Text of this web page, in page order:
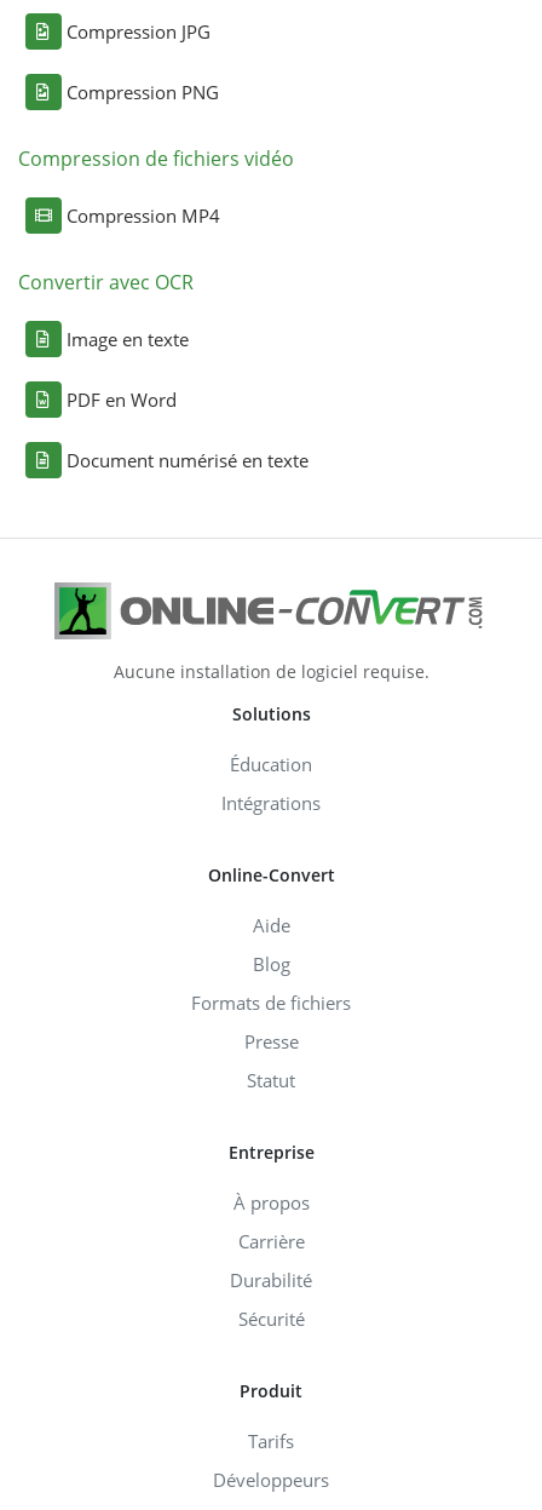
Compression JPG
Compression PNG
Compression de fichiers vidéo
Compression MP4
Convertir avec OCR
Image en texte
PDF en Word
Document numérisé en texte
Aucune installation de logiciel requise.
Solutions
Éducation
Intégrations
Online-Convert
Aide
Blog
Formats de fichiers
Presse
Statut
Entreprise
À propos
Carrière
Durabilité
Sécurité
Produit
Tarifs
Développeurs